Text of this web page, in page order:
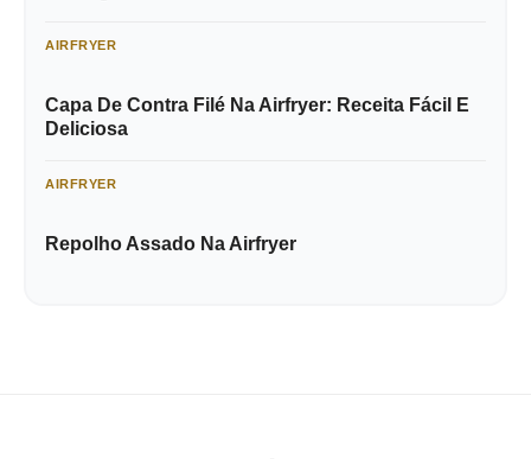
AIRFRYER
Capa De Contra Filé Na Airfryer: Receita Fácil E
Deliciosa
AIRFRYER
Repolho Assado Na Airfryer